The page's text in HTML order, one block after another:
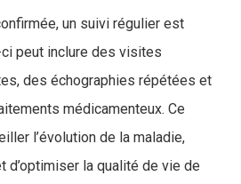
un suivi régulier est
peut inclure des visites
des échographies répétées et
médicamenteux. Ce
l’évolution de la maladie,
d’optimiser la qualité de vie de